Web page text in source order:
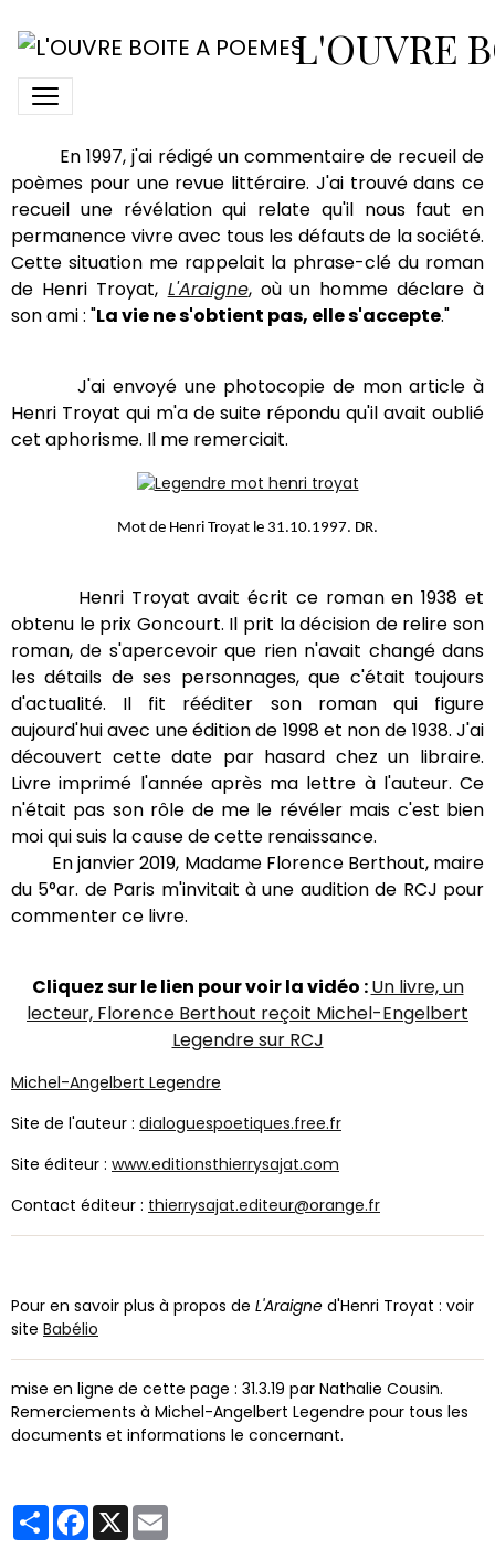
L'OUVRE
A propos d'Henri Troyat
Renaissance d'un livre
En 1997, j'ai rédigé un commentaire de recueil de
poèmes pour une revue littéraire. J'ai trouvé dans ce
recueil une révélation qui relate qu'il nous faut en
permanence vivre avec tous les défauts de la société.
Cette situation me rappelait la phrase-clé du roman
de Henri Troyat, L'Araigne, où un homme déclare à
son ami : "La vie ne s'obtient pas, elle s'accepte."
J'ai envoyé une photocopie de mon article à
Henri Troyat qui m'a de suite répondu qu'il avait oublié
cet aphorisme. Il me remerciait.
Mot de Henri Troyat le 31.10.1997. DR.
Henri Troyat avait écrit ce roman en 1938 et
obtenu le prix Goncourt. Il prit la décision de relire son
roman, de s'apercevoir que rien n'avait changé dans
les détails de ses personnages, que c'était toujours
d'actualité. Il fit rééditer son roman qui figure
aujourd'hui avec une édition de 1998 et non de 1938. J'ai
découvert cette date par hasard chez un libraire.
Livre imprimé l'année après ma lettre à l'auteur. Ce
n'était pas son rôle de me le révéler mais c'est bien
moi qui suis la cause de cette renaissance.
En janvier 2019, Madame Florence Berthout, maire
du 5°ar. de Paris m'invitait à une audition de RCJ pour
commenter ce livre.
Cliquez sur le lien pour voir la vidéo :Un livre, un
lecteur, Florence Berthout reçoit Michel-Engelbert
Legendre sur RCJ
Michel-Angelbert Legendre
Site de l'auteur : dialoguespoetiques.free.fr
Site éditeur : www.editionsthierrysajat.com
Contact éditeur : thierrysajat.editeur@orange.fr
Pour en savoir plus à propos de L'Araigne d'Henri Troyat : voir
site Babélio
mise en ligne de cette page : 31.3.19 par Nathalie Cousin.
Remerciements à Michel-Angelbert Legendre pour tous les
documents et informations le concernant.
PartagerFacebook
X